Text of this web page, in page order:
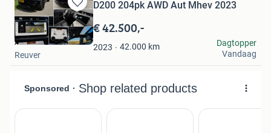
Bewaren
in
Mijn
Favorieten
D200 204pk AWD Aut Mhev 2023
€ 42.500,-
2023 42.000 km
A.s
Reuver
Dagtopper
Vandaag